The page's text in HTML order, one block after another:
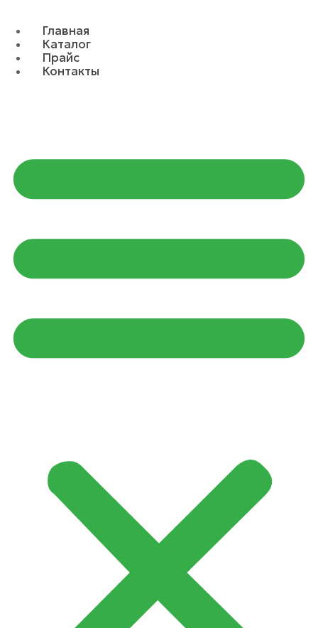
Главная
Каталог
Прайс
Контакты